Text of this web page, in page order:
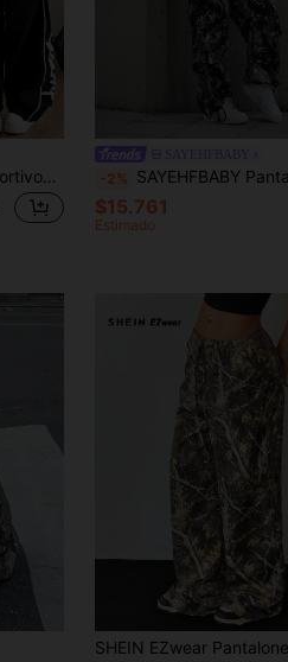
Coolane Pantalones deportivos casuales de mujer para primavera/verano con decoración de textura acanalada de estilo hip hop -2% SAYEHFBABY Pantalones con estampado de ramas de árbol y bolsillos para
$15.761
Estimado